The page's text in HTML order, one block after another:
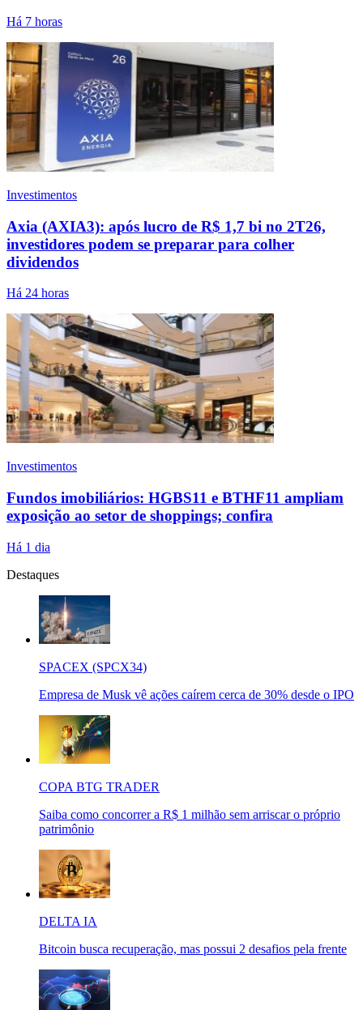
Há 7 horas
Investimentos
Axia (AXIA3): após lucro de R$ 1,7 bi no 2T26,
investidores podem se preparar para colher
dividendos
Há 24 horas
Investimentos
Fundos imobiliários: HGBS11 e BTHF11 ampliam
exposição ao setor de shoppings; confira
Há 1 dia
Destaques
SPACEX (SPCX34)
Empresa de Musk vê ações caírem cerca de 30% desde o IPO
COPA BTG TRADER
Saiba como concorrer a R$ 1 milhão sem arriscar o próprio
patrimônio
DELTA IA
Bitcoin busca recuperação, mas possui 2 desafios pela frente